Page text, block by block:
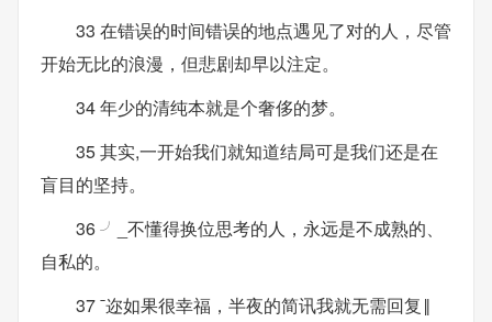
33 在错误的时间错误的地点遇见了对的人，尽管
开始无比的浪漫，但悲剧却早以注定。
34 年少的清纯本就是个奢侈的梦。
35 其实,一开始我们就知道结局可是我们还是在
盲目的坚持。
36 ╯_不懂得换位思考的人，永远是不成熟的、
自私的。
37 ˉ迩如果很幸福，半夜的简讯我就无需回复‖